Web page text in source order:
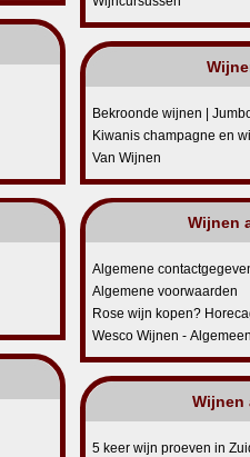
Bekroonde wijnen |
Kiwanis champagne en
Van Wijnen
Wijnen
Algemene
Algemene voorwaarden
Rose wijn kopen?
Wesco Wijnen -
Wijnen
5 keer wijn proeven in